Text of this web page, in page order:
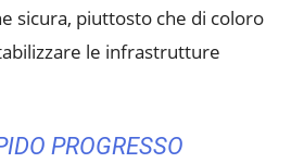
sicura, piuttosto che di coloro
le infrastrutture
PROGRESSO